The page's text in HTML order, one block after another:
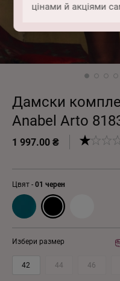
цінами й акціями
Дамски
Anabel Arto
1 997.00 ₴
Цвят - 01 черен
Избери размер
42 44 46